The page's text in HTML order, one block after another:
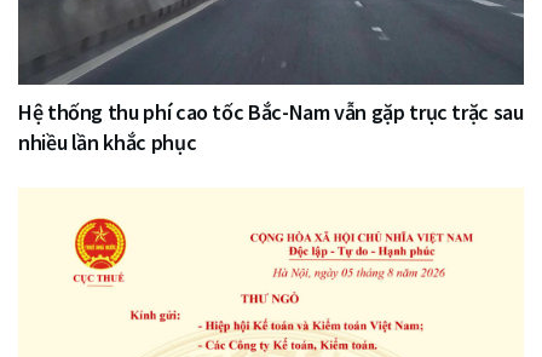
Hệ thống thu phí cao tốc Bắc-Nam vẫn gặp trục trặc sau
nhiều lần khắc phục